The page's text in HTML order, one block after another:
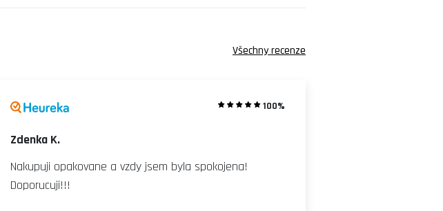
Všechny recenze
100%
Zdenka K.
Nakupuji opakovane a vzdy jsem byla spokojena!
Doporucuji!!!